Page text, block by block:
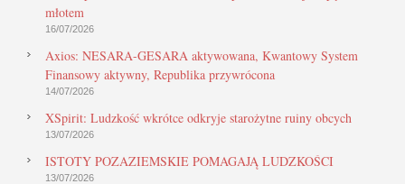
młotem
16/07/2026
Axios: NESARA-GESARA aktywowana, Kwantowy System
Finansowy aktywny, Republika przywrócona
14/07/2026
XSpirit: Ludzkość wkrótce odkryje starożytne ruiny obcych
13/07/2026
ISTOTY POZAZIEMSKIE POMAGAJĄ LUDZKOŚCI
13/07/2026